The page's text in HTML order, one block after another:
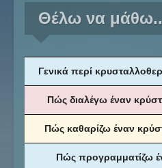
Θέλω να
Γενικά περί
Πώς διαλέγω έναν
Πώς καθαρίζω έναν
Πώς προγραμματίζω